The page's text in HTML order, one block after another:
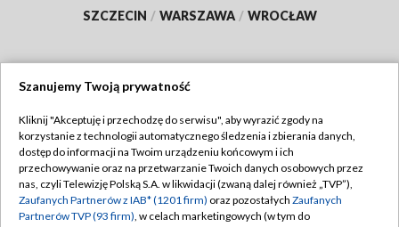
SZCZECIN / WARSZAWA / WROCŁAW
TVP
Abonament TVP
Emisja w TVP
Regulamin TVP
Polityka prywatności
Szanujemy Twoją prywatność
Kliknij "Akceptuję i przechodzę do serwisu", aby wyrazić zgody na
korzystanie z technologii automatycznego śledzenia i zbierania danych,
dostęp do informacji na Twoim urządzeniu końcowym i ich
przechowywanie oraz na przetwarzanie Twoich danych osobowych przez
nas, czyli Telewizję Polską S.A. w likwidacji (zwaną dalej również „TVP”),
Zaufanych Partnerów z IAB* (1201 firm) oraz pozostałych Zaufanych
Partnerów TVP (93 firm), w celach marketingowych (w tym do